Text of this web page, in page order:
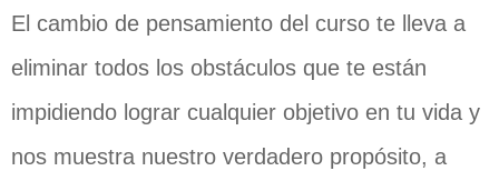
El cambio de pensamiento del curso te lleva a
eliminar todos los obstáculos que te están
impidiendo lograr cualquier objetivo en tu vida y
nos muestra nuestro verdadero propósito, a